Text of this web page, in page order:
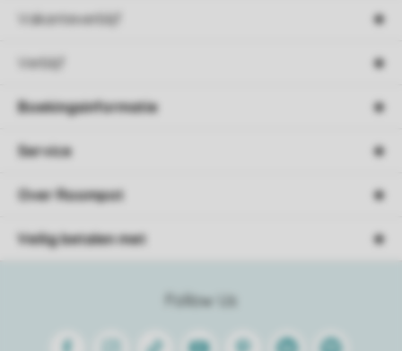
Vakantieverblijf
Verblijf
Follow Us
FacebookInstagram
Tiktok Youtube PinterestLinkedinSpotify
Boekingsinformatie
Service
Over Roompot
Veilig betalen met